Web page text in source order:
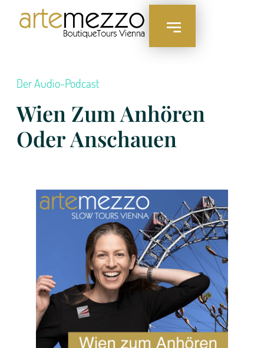
Der Audio-Podcast
Wien Zum Anhören
Oder Anschauen